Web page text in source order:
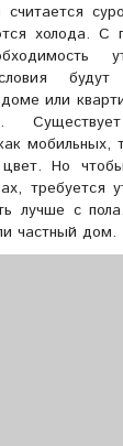
считается
холода. С
будут
или
мобильных,
Но
требуется
лучше с
частный дом.